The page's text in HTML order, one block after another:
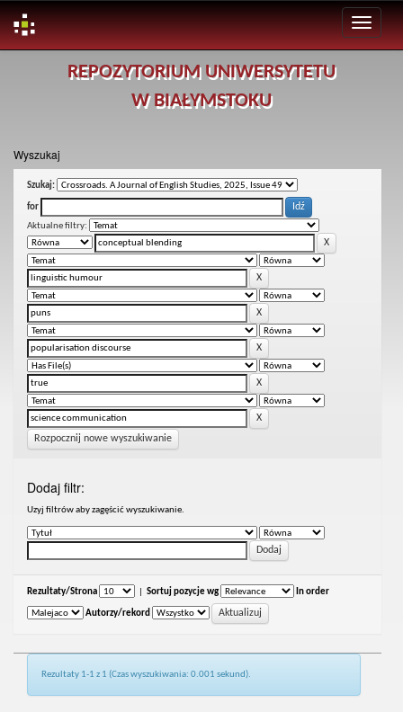
REPOZYTORIUM UNIWERSYTETU
W BIAŁYMSTOKU
Wyszukaj
Szukaj:
for
Aktualne filtry:
Rozpocznij nowe wyszukiwanie
Dodaj filtr:
Uzyj filtrów aby zagęścić wyszukiwanie.
Rezultaty/Strona Sortuj pozycje wg In order
Autorzy/rekord
Rezultaty 1-1 z 1 (Czas wyszukiwania: 0.001 sekund).